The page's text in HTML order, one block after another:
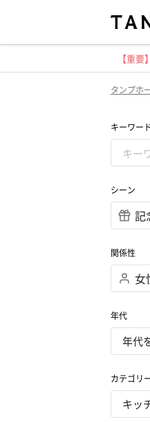
【重
タンプホ
キーワー
シーン
関係性
年代
カテゴリ